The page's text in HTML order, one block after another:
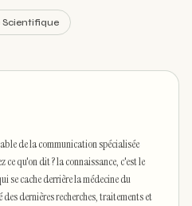
Scientifique
de la communication spécialisée
ce qu'on dit ? la connaissance, c'est le
se cache derrière la médecine du
dernières recherches, traitements et